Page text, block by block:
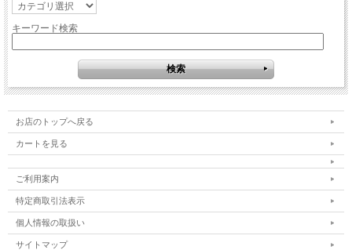
キーワード検索
お店のトップへ戻る
カートを見る
ご利用案内
特定商取引法表示
個人情報の取扱い
サイトマップ